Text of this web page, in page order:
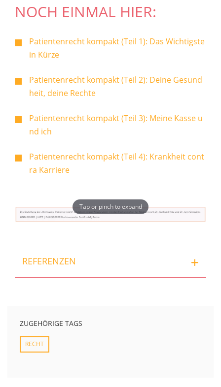
NOCH EINMAL HIER:
Patientenrecht kompakt (Teil 1): Das Wichtigste
in Kürze
Patientenrecht kompakt (Teil 2): Deine Gesund
heit, deine Rechte
Patientenrecht kompakt (Teil 3): Meine Kasse u
nd ich
Patientenrecht kompakt (Teil 4): Krankheit cont
ra Karriere
Tap or pinch to expand
REFERENZEN
ZUGEHÖRIGE TAGS
RECHT